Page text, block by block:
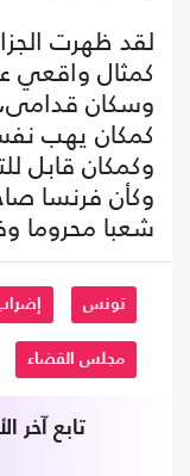
لقد ظهرت
كمثال واقعي
وسكان قدامى،
كمكان يهب
وكمكان قابل
وكأن فرنسا
شعبا محروما
تونس
مجلس القضاء
تابع آخر